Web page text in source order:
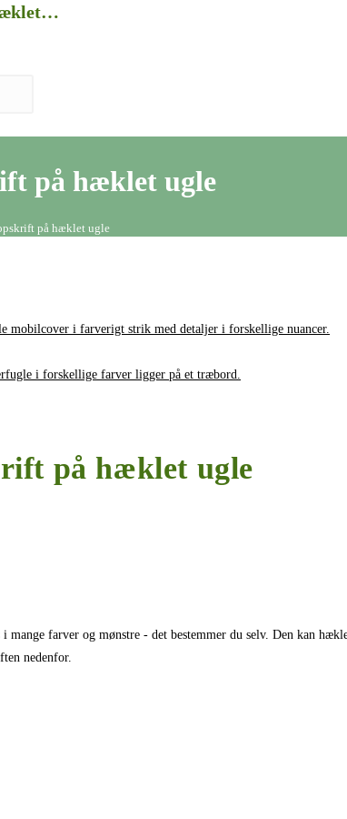
på hæklet ugle
på hæklet ugle
på hæklet ugle
mange farver og mønstre - det bestemmer du selv. Den kan
nedenfor.